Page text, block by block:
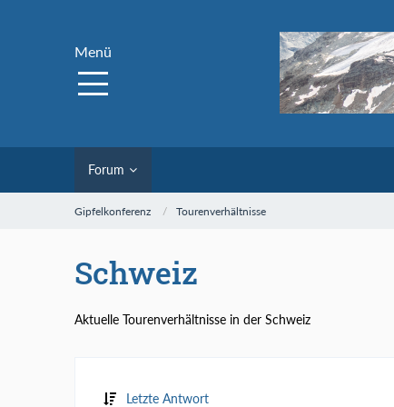
Menü
Forum
Gipfelkonferenz Tourenverhältnisse
Schweiz
Aktuelle Tourenverhältnisse in der Schweiz
Letzte Antwort